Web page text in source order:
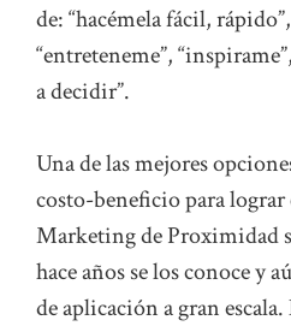
de: “hacémela fácil,
“entreteneme”,
a decidir”.
Una de las mejores
costo-beneficio para lograr
Marketing de Proximidad
hace años se los conoce y
de aplicación a gran